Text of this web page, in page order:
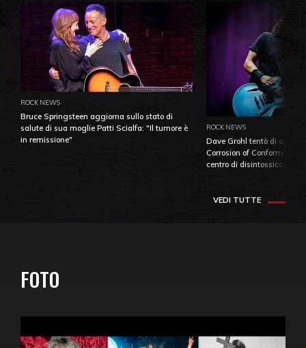
ROCK NEWS
Bruce Springsteen aggiorna sullo stato di
salute di sua moglie Patti Scialfa: "Il tumore è
in remissione"
ROCK NEWS
Dave Grohl tentò di
Corrosion of Conformity
centro di
VEDI TUTTE
FOTO